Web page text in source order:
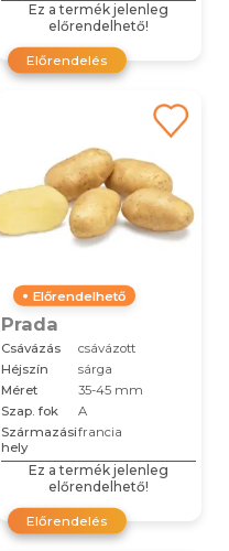
Ez a termék jelenleg
előrendelhető!
Előrendelés
Előrendelhető
Prada
Csávázás
csávázott
Héjszín
sárga
Méret
35-45 mm
Szap. fok
A
Származási
hely
francia
Ez a termék jelenleg
előrendelhető!
Előrendelés